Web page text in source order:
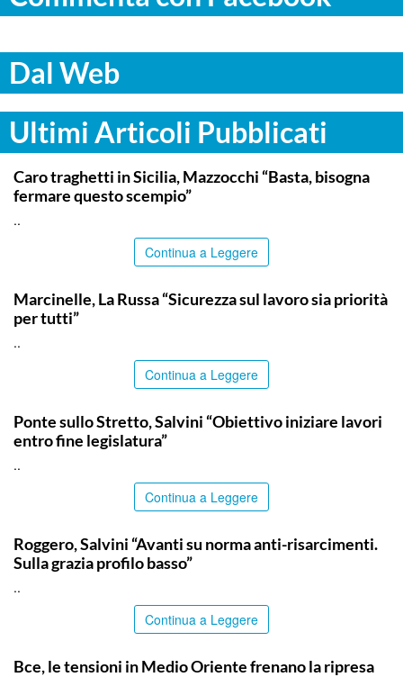
Dal Web
Ultimi Articoli Pubblicati
ITALPRESS
Caro traghetti in Sicilia, Mazzocchi “Basta, bisogna
fermare questo scempio”
..
Continua a Leggere
Marcinelle, La Russa “Sicurezza sul lavoro sia priorità
per tutti”
..
Continua a Leggere
Ponte sullo Stretto, Salvini “Obiettivo iniziare lavori
entro fine legislatura”
..
Continua a Leggere
Roggero, Salvini “Avanti su norma anti-risarcimenti.
Sulla grazia profilo basso”
..
Continua a Leggere
Bce, le tensioni in Medio Oriente frenano la ripresa